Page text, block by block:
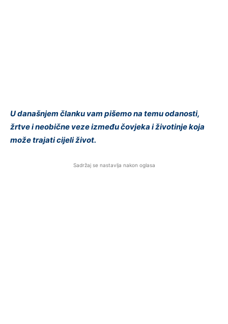
U današnjem članku vam pišemo na temu odanosti,
žrtve i neobične veze između čovjeka i životinje koja
može trajati cijeli život.
Sadržaj se nastavlja nakon oglasa